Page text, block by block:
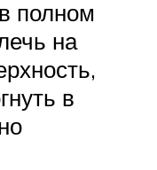
полном
на
в